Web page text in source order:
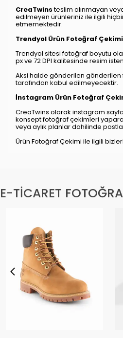
CreaTwinsteslim alınmayan
edilmeyen ürünleriniz ile ilgili
etmemektedir.
Trendyol Ürün Fotoğraf Çekimi​
Trendyol sitesi fotoğraf boyutu
px ve 72 DPI kalitesinde resim
Aksi halde gönderilen
tarafından kabul edilmeyecektir.
İnstagram Ürün Fotoğraf
CreaTwins olarak instagram
konsept fotoğraf çekimleri
veya aylık planlar dahilinde
Ürün Fotoğraf Çekimi ile ilgili
E-TİCARET